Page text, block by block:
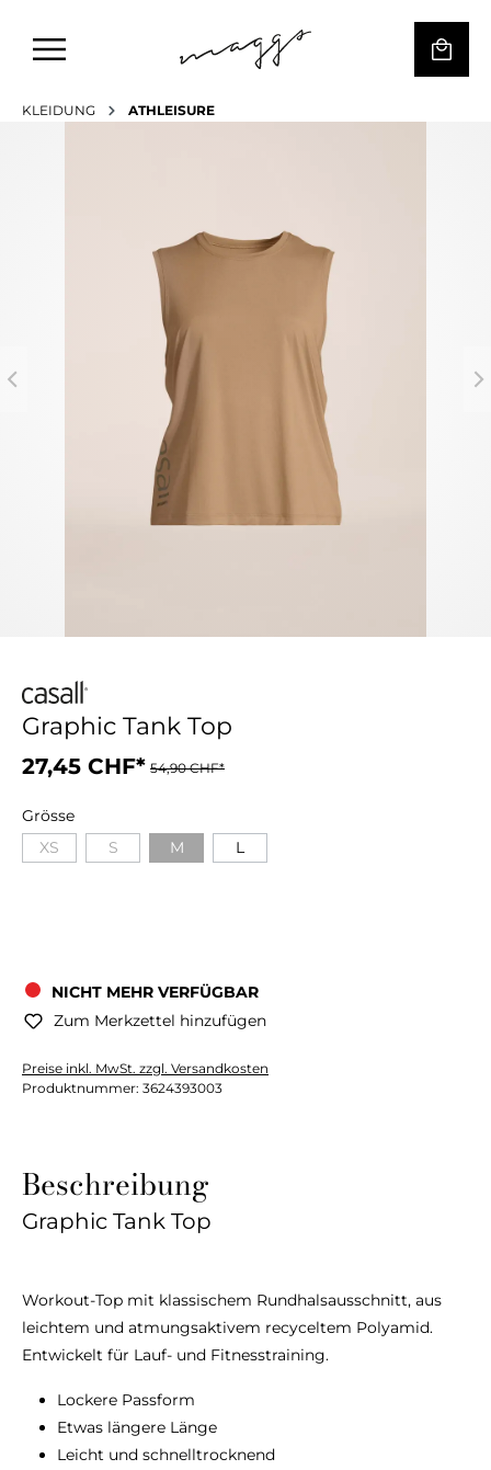
KLEIDUNG ATHLEISURE
Graphic Tank Top
27,45 CHF* 54,90 CHF*
Grösse
XS
S M L
NICHT MEHR VERFÜGBAR
Zum Merkzettel hinzufügen
Preise inkl. MwSt. zzgl. Versandkosten
Produktnummer: 3624393003
Beschreibung
Graphic Tank Top
Workout-Top mit klassischem Rundhalsausschnitt, aus
leichtem und atmungsaktivem recyceltem Polyamid.
Entwickelt für Lauf- und Fitnesstraining.
Lockere Passform
Etwas längere Länge
Leicht und schnelltrocknend